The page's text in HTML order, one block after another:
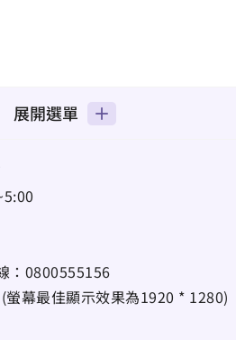
展開選單
： 0800555156
幕最佳顯示效果為1920 * 1280)